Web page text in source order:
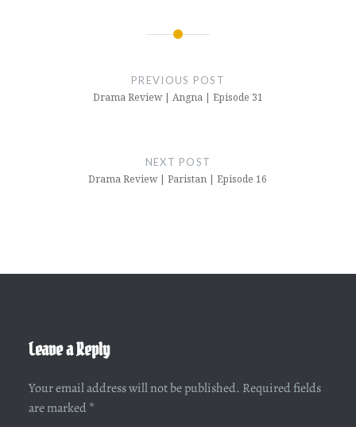
PREVIOUS POST
Drama Review | Angna | Episode 31
NEXT POST
Drama Review | Paristan | Episode 16
Leave a Reply
Your email address will not be published. Required fields
are marked *